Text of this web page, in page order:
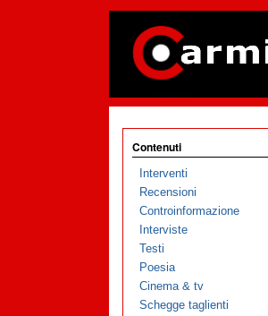
Contenuti
Interventi
Recensioni
Controinformazione
Interviste
Testi
Poesia
Cinema & tv
Schegge taglienti